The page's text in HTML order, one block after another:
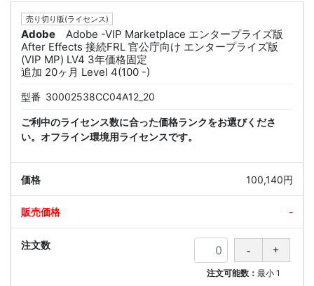
売り切り版(ライセンス)
Adobe
Adobe -VIP Marketplace エンタープライズ版
After Effects 接続FRL 官公庁向け エンタープライズ版
(VIP MP) LV4 3年価格固定
追加 20ヶ月 Level 4(100 -)
型番 30002538CC04A12_20
ご利中のライセンス数に合った価格ランクをお選びくださ
い。オフライン環境用ライセンスです。
100,140円
-
注文可能数：最小 1